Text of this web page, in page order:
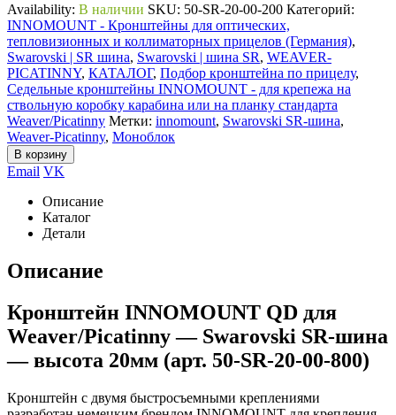
Availability: В наличии SKU: 50-SR-20-00-200 Категорий:
INNOMOUNT - Кронштейны для оптических,
тепловизионных и коллиматорных прицелов (Германия),
Swarovski | SR шина, Swarovski | шина SR, WEAVER-
PICATINNY, КАТАЛОГ, Подбор кронштейна по прицелу,
Седельные кронштейны INNOMOUNT - для крепежа на
ствольную коробку карабина или на планку стандарта
Weaver/Picatinny Метки: innomount, Swarovski SR-шина,
Weaver-Picatinny, Моноблок
В корзину
Email VK
Описание
Каталог
Детали
Описание
Кронштейн INNOMOUNT QD для
Weaver/Picatinny — Swarovski SR-шина
— высота 20мм (арт. 50-SR-20-00-800)
Кронштейн с двумя быстросъемными креплениями